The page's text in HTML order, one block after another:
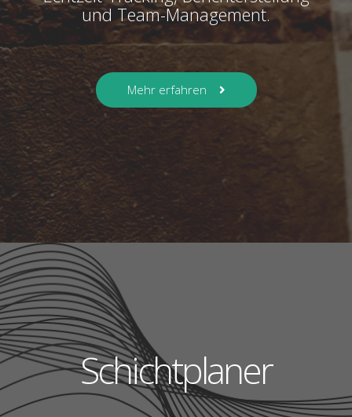
und Team-Management.
Mehr erfahren
Schichtplaner